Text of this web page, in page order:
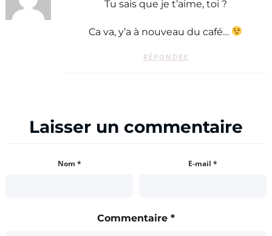
Tu sais que je t’aime, toi ?
Ca va, y’a à nouveau du café…
RÉPONDRE
Laisser un commentaire
Nom * E-mail *
Commentaire *